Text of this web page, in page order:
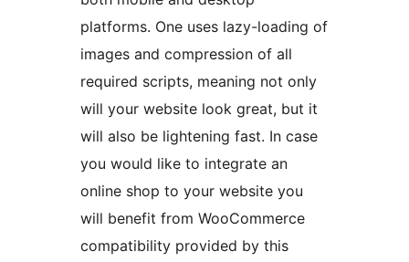
platforms. One uses lazy-loading of
images and compression of all
required scripts, meaning not only
will your website look great, but it
will also be lightening fast. In case
you would like to integrate an
online shop to your website you
will benefit from WooCommerce
compatibility provided by this